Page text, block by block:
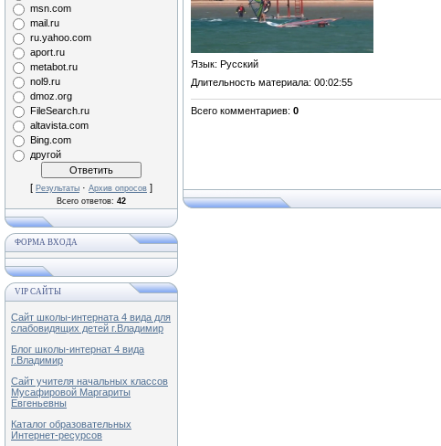
msn.com
mail.ru
ru.yahoo.com
aport.ru
metabot.ru
nol9.ru
dmoz.org
FileSearch.ru
altavista.com
Bing.com
другой
[ Результаты · Архив опросов ]
Всего ответов: 42
ФОРМА ВХОДА
VIP САЙТЫ
Сайт школы-интерната 4 вида для
слабовидящих детей г.Владимир
Блог школы-интернат 4 вида
г.Владимир
Сайт учителя начальных классов
Мусафировой Маргариты
Евгеньевны
Каталог образовательных
Интернет-ресурсов
Язык: Русский
Длительность материала: 00:02:55
Всего комментариев: 0